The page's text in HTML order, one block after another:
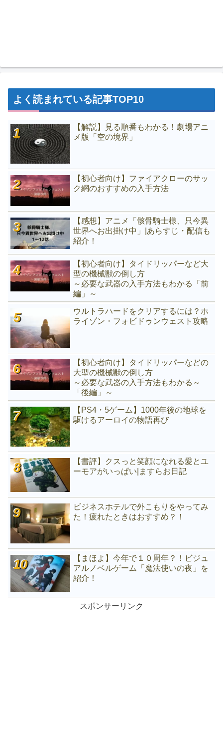
よく読まれている記事TOP10
【解説】見る順番もわかる！劇場アニ
メ版「空の境界」
【初心者向け】ファイアクローのサッ
ク網のおすすめの入手方法
【感想】アニメ「骸骨騎士様、只今異
世界へお出掛け中」|あらすじ・配信も
紹介！
【初心者向け】タイドリッパーなど大
型の機械獣の倒し方
～必要な武器の入手方法もわかる「前
編」～
ウルトラハードをクリアするには？ホ
ライゾン・フォビドゥンウェスト攻略
【初心者向け】タイドリッパーなどの
大型の機械獣の倒し方
～必要な武器の入手方法もわかる～
「後編」～
【PS4・5ゲーム】1000年後の地球を
駆けるアーロイの物語再び
【書評】クスっと笑顔になれる愛とユ
ーモアがいっぱい|ますらお日記
ビジネスホテルで外こもりをやってみ
た！疲れたときはおすすめ？！
【まほよ】今年で１０周年？！ビジュ
アルノベルゲーム「魔法使いの夜」を
紹介！
スポンサーリンク